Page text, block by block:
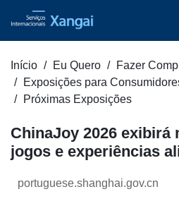
Início Eu Quero
Fazer
Exposições para
Próximas Exposições
ChinaJoy 2026 exibirá
jogos e experiências
portuguese.shanghai.gov.cn